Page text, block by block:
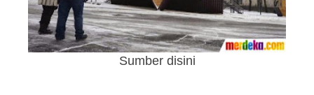
Sumber disini